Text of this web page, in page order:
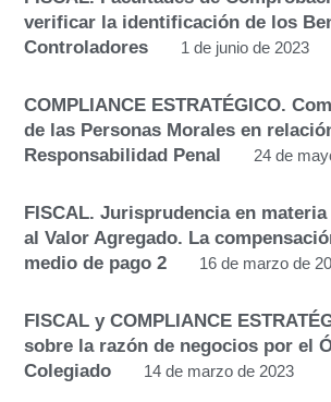
verificar la identificación de los
Controladores
1 de junio de 2023
COMPLIANCE ESTRATÉGICO.
de las Personas Morales en
Responsabilidad Penal
24 de
FISCAL. Jurisprudencia en
al Valor Agregado. La
medio de pago 2
16 de marzo de
FISCAL y COMPLIANCE
sobre la razón de negocios por el
Colegiado
14 de marzo de 2023